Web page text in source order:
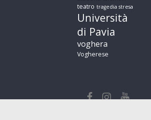
teatro tragedia stresa
Università
di Pavia
voghera
Vogherese